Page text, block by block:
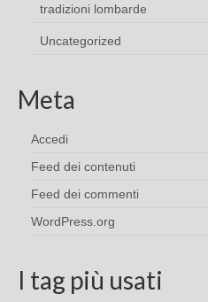
tradizioni lombarde
Uncategorized
Meta
Accedi
Feed dei contenuti
Feed dei commenti
WordPress.org
I tag più usati